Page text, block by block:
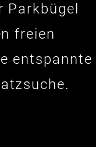
freien
entspannte